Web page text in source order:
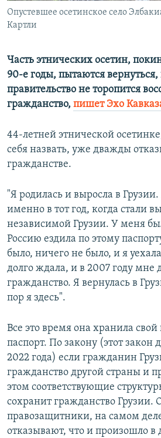
Все сайты РСЕ/РС
Опустевшее осетинское село
Картли
Часть этнических осетин,
90-е годы, пытаются вернуться,
правительство не торопится
гражданство, пишет Эхо
44-летней этнической
себя назвать, уже дважды
гражданстве.
"Я родилась и выросла в
именно в тот год, когда стали
независимой Грузии. У меня
Россию ездила по этому
было, ничего не было, и я
долго ждала, и в 2007 году мне
гражданство. Я вернулась в
пор я здесь".
Все это время она хранила
паспорт. По закону (этот закон
2022 года) если гражданин
гражданство другой страны и
этом соответствующие
сохранит гражданство Грузии.
правозащитники, на самом
отказывают, что и произошло в